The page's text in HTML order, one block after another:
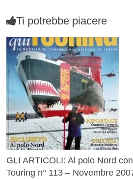
Ti potrebbe piacere
GLI ARTICOLI: Al polo Nord
Touring n° 113 – Novembre